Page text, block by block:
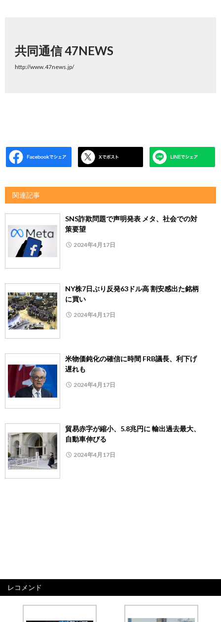
共同通信 47NEWS
http://www.47news.jp/
関連記事
SNS詐欺問題で声明発表 メタ、社会での対
策要望
2024年4月17日
NY株7日ぶり反発63ドル高 割安感出た銘柄
に買い
2024年4月17日
米物価鈍化の確信に時間 FRB議長、利下げ
遅れも
2024年4月17日
貿易赤字が縮小、5.8兆円に 輸出過去最大、
自動車伸びる
2024年4月17日
レコメンド